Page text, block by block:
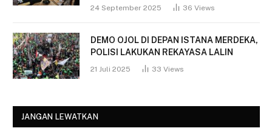
24 September 2025 36 Views
DEMO OJOL DI DEPAN ISTANA MERDEKA,
POLISI LAKUKAN REKAYASA LALIN
21 Juli 2025 33 Views
JANGAN LEWATKAN